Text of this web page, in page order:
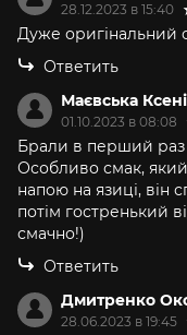
28.12.2023 в 15:40
Дуже оригінальний
Ответить
Маєвська
01.10.2023 в 08:08
Брали в перший
Особливо смак,
напою на язиці, він
потім гостренький
смачно!)
Ответить
Дмитренко
28.06.2023 в 19:45